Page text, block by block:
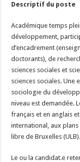
Descriptif du poste
Académique temps
développement,
d’encadrement
doctorants), de
sciences sociales et
sciences sociales. Une
sociologie du
niveau est demandée.
français et en anglais
international, aux
libre de Bruxelles (ULB).
Le ou la candidat.e